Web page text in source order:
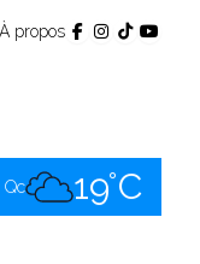
À propos
Qc 19°C